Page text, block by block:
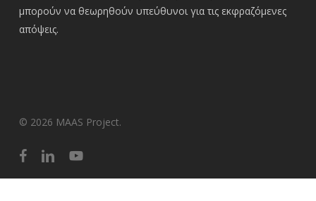
μπορούν να θεωρηθούν υπεύθυνοι για τις εκφραζόμενες
απόψεις.
© 2026 MAAS Project.
facebooklinkedinyoutube